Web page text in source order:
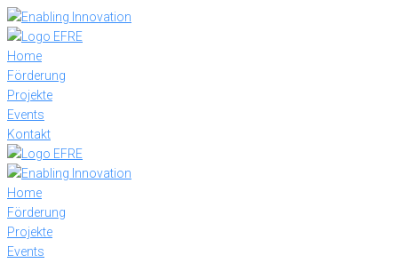
Skip
to
content
Home
Förderung
Projekte
Events
Kontakt
Home
Förderung
Projekte
Events